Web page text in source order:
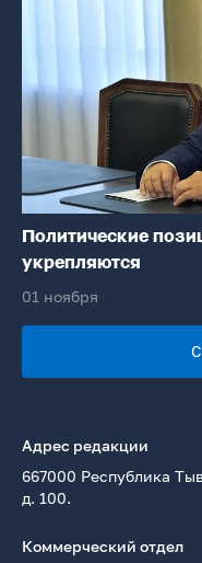
Политические
укрепляются
01 ноября
Адрес редакции
667000 Республика
д. 100.
Коммерческий отдел